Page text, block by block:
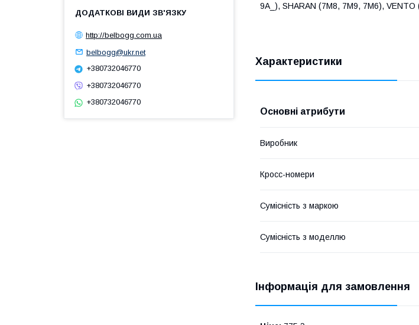
9A_), SHARAN (7M8, 7M9, 7M6), VENTO
Характеристики
Основні атрибути
Виробник
Кросс-номери
Сумісність з маркою
Сумісність з моделлю
Інформація для замовлення
http://belbogg.com.ua
belbogg@ukr.net
+380732046770
+380732046770
+380732046770